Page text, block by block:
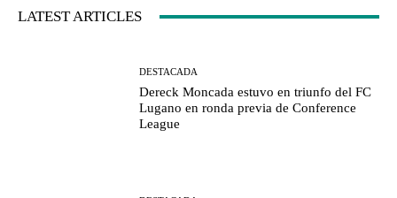
LATEST ARTICLES
DESTACADA
Dereck Moncada estuvo en triunfo del FC
Lugano en ronda previa de Conference
League